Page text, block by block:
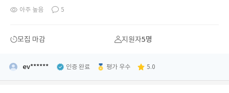
아주 높음 5
모집 마감 지원자5명
ev****** 인증 완료 평가 우수 5.0